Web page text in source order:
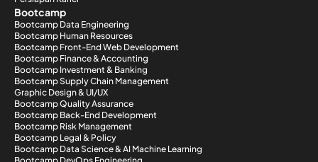
Bootcamp
Bootcamp Data Engineering
Bootcamp Human Resources
Bootcamp Front-End Web Development
Bootcamp Finance & Accounting
Bootcamp Investment & Banking
Bootcamp Supply Chain Management
Graphic Design & UI/UX
Bootcamp Quality Assurance
Bootcamp Back-End Development
Bootcamp Risk Management
Bootcamp Legal & Policy
Bootcamp Data Science & AI Machine Learning